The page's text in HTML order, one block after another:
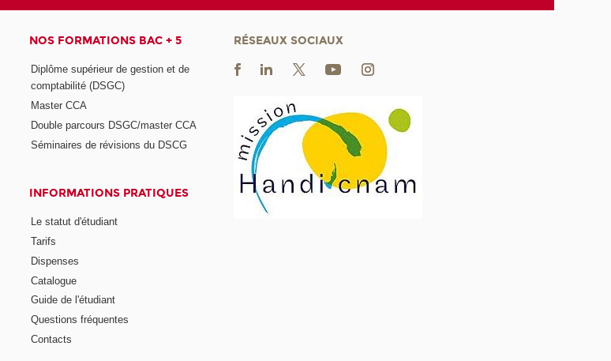
NOS FORMATIONS BAC + 5
Diplôme supérieur de gestion et de
comptabilité (DSGC)
Master CCA
Double parcours DSGC/master CCA
Séminaires de révisions du DSCG
INFORMATIONS PRATIQUES
Le statut d'étudiant
Tarifs
Dispenses
Catalogue
Guide de l'étudiant
Questions fréquentes
Contacts
RÉSEAUX SOCIAUX